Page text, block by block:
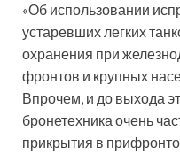
«Об использовании
устаревших легких
охранения при
фронтов и крупных
Впрочем, и до выхода
бронетехника очень
прикрытия в